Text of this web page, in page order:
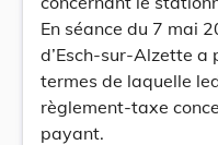
En séance du 7 mai
d’Esch-sur-Alzette a
termes de laquelle
règlement-taxe
payant.